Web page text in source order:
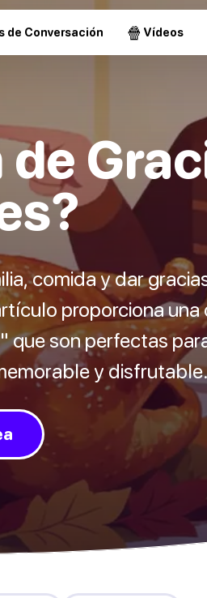
de Conversación 🍿 Vídeos
comida y dar
proporciona
que son perfectas
y